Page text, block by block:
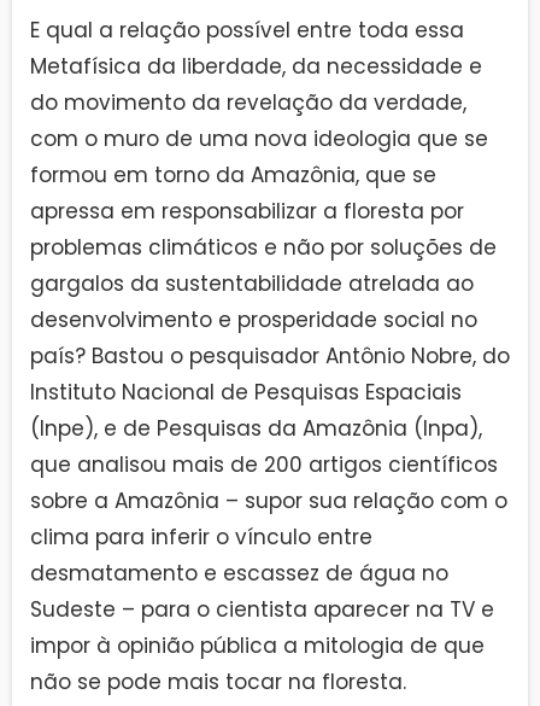
E qual a relação possível entre toda essa
Metafísica da liberdade, da necessidade e
do movimento da revelação da verdade,
com o muro de uma nova ideologia que se
formou em torno da Amazônia, que se
apressa em responsabilizar a floresta por
problemas climáticos e não por soluções de
gargalos da sustentabilidade atrelada ao
desenvolvimento e prosperidade social no
país? Bastou o pesquisador Antônio Nobre, do
Instituto Nacional de Pesquisas Espaciais
(Inpe), e de Pesquisas da Amazônia (Inpa),
que analisou mais de 200 artigos científicos
sobre a Amazônia – supor sua relação com o
clima para inferir o vínculo entre
desmatamento e escassez de água no
Sudeste – para o cientista aparecer na TV e
impor à opinião pública a mitologia de que
não se pode mais tocar na floresta.